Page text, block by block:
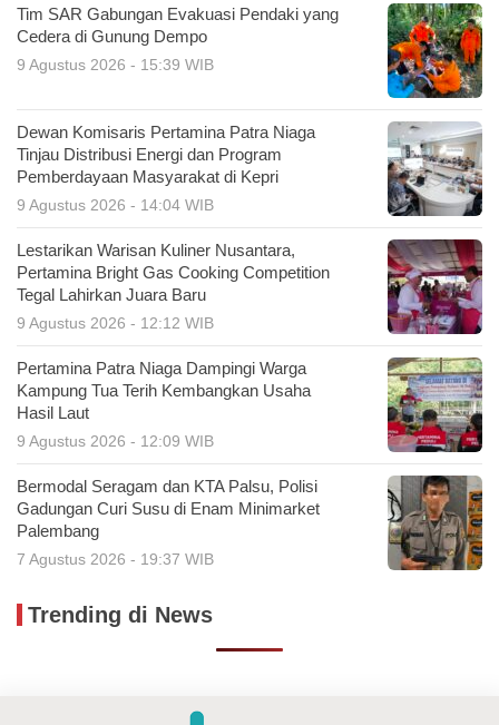
Tim SAR Gabungan Evakuasi Pendaki yang
Cedera di Gunung Dempo
9 Agustus 2026 - 15:39 WIB
Dewan Komisaris Pertamina Patra Niaga
Tinjau Distribusi Energi dan Program
Pemberdayaan Masyarakat di Kepri
9 Agustus 2026 - 14:04 WIB
Lestarikan Warisan Kuliner Nusantara,
Pertamina Bright Gas Cooking Competition
Tegal Lahirkan Juara Baru
9 Agustus 2026 - 12:12 WIB
Pertamina Patra Niaga Dampingi Warga
Kampung Tua Terih Kembangkan Usaha
Hasil Laut
9 Agustus 2026 - 12:09 WIB
Bermodal Seragam dan KTA Palsu, Polisi
Gadungan Curi Susu di Enam Minimarket
Palembang
7 Agustus 2026 - 19:37 WIB
Trending di News